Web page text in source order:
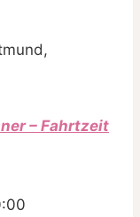
– Fahrtzeit